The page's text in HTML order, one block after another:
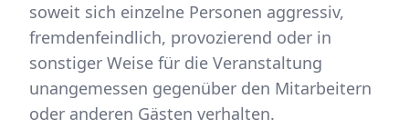
soweit sich einzelne Personen aggressiv,
fremdenfeindlich, provozierend oder in
sonstiger Weise für die Veranstaltung
unangemessen gegenüber den Mitarbeitern
oder anderen Gästen verhalten.